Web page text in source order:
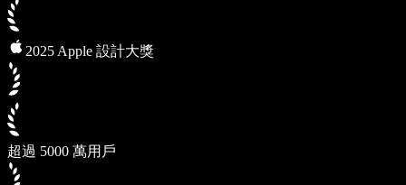
2025 Apple 設計大獎
超過 5000 萬用戶